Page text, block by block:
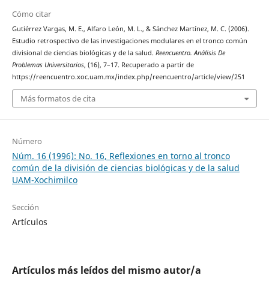
Cómo citar
Gutiérrez Vargas, M. E., Alfaro León, M. L., & Sánchez Martínez, M. C. (2006).
Estudio retrospectivo de las investigaciones modulares en el tronco común
divisional de ciencias biológicas y de la salud. Reencuentro. Análisis De
Problemas Universitarios, (16), 7–17. Recuperado a partir de
https://reencuentro.xoc.uam.mx/index.php/reencuentro/article/view/251
Más formatos de cita
Número
Núm. 16 (1996): No. 16, Reflexiones en torno al tronco
común de la división de ciencias biológicas y de la salud
UAM-Xochimilco
Sección
Artículos
Artículos más leídos del mismo autor/a